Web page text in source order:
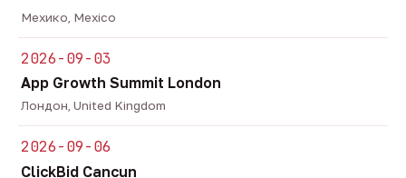
Мехико, Mexico
2026-09-03
App Growth Summit London
Лондон, United Kingdom
2026-09-06
ClickBid Cancun